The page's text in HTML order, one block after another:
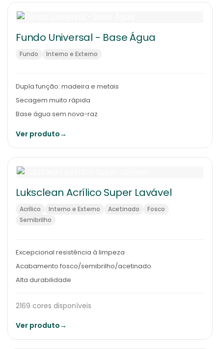
Fundo Universal - Base Água
Fundo Interno e Externo
Dupla função: madeira e metais
Secagem muito rápida
Base água sem nova-raz
Ver produto→
Luksclean Acrílico Super Lavável
Acrílico Interno e Externo Acetinado
Fosco
Semibrilho
Excepcional resistência à limpeza
Acabamento fosco/semibrilho/acetinado
Alta durabilidade
2169 cores disponíveis
Ver produto→